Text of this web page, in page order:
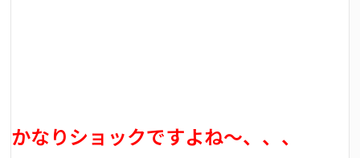
かなりショックですよね～、、、